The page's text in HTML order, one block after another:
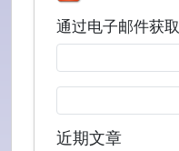
通过电子邮件获
近期文章